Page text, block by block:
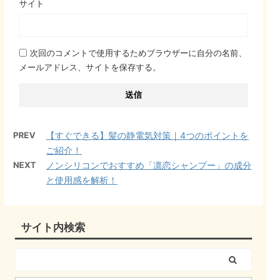
サイト
次回のコメントで使用するためブラウザーに自分の名前、
メールアドレス、サイトを保存する。
PREV
【すぐできる】髪の静電気対策｜4つのポイントを
ご紹介！
NEXT
ノンシリコンでおすすめ「凛恋シャンプー」の成分
と使用感を解析！
サイト内検索